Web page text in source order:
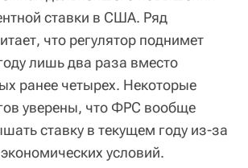
ставки в США. Ряд
что регулятор поднимет
лишь два раза вместо
ранее четырех. Некоторые
уверены, что ФРС вообще
ставку в текущем году из-за
условий.